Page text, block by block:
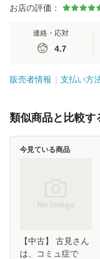
お店の評価：
連絡・応対
4.7
販売者情報 支払い方
類似商品と比較す
【中古】 古見さん
は、コミュ症で
今見ている商品